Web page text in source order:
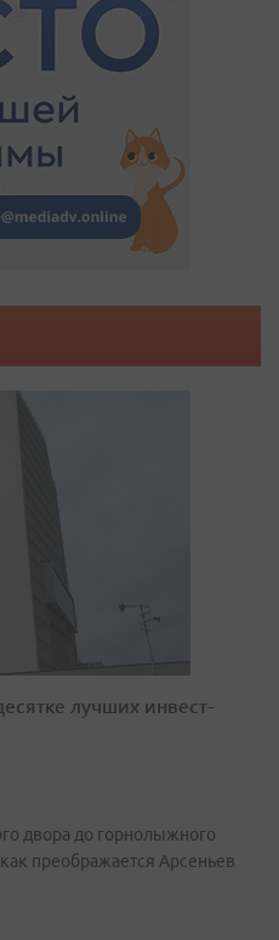
лучших инвест-
двора до горнолыжного
преображается Арсеньев